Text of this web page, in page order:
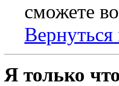
сможете
Вернуться
Я только